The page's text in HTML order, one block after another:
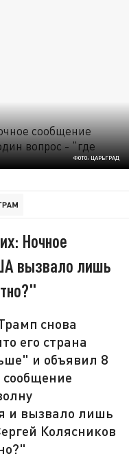
ФОТО: ЦАРЬГРАД
Ночное
вызвало лишь
снова
его страна
и объявил 8
и вызвало лишь
Колясников